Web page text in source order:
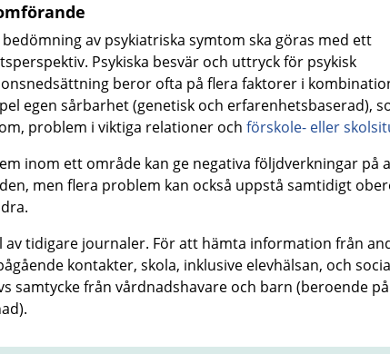
av psykiatriska symtom ska göras med ett
Psykiska besvär och uttryck för psykisk
beror ofta på flera faktorer i
egen sårbarhet (genetisk och erfarenhetsbaserad),
problem i viktiga relationer och förskole- eller
inom ett område kan ge negativa följdverkningar på
men flera problem kan också uppstå samtidigt
av tidigare journaler. För att hämta information från
kontakter, skola, inklusive elevhälsan, och
samtycke från vårdnadshavare och barn (beroende